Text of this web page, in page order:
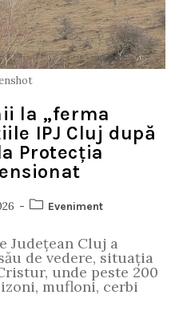
la „ferma
IPJ Cluj după
Protecția
Eveniment
Județean Cluj a
de vedere, situația
unde peste 200
mufloni, cerbi